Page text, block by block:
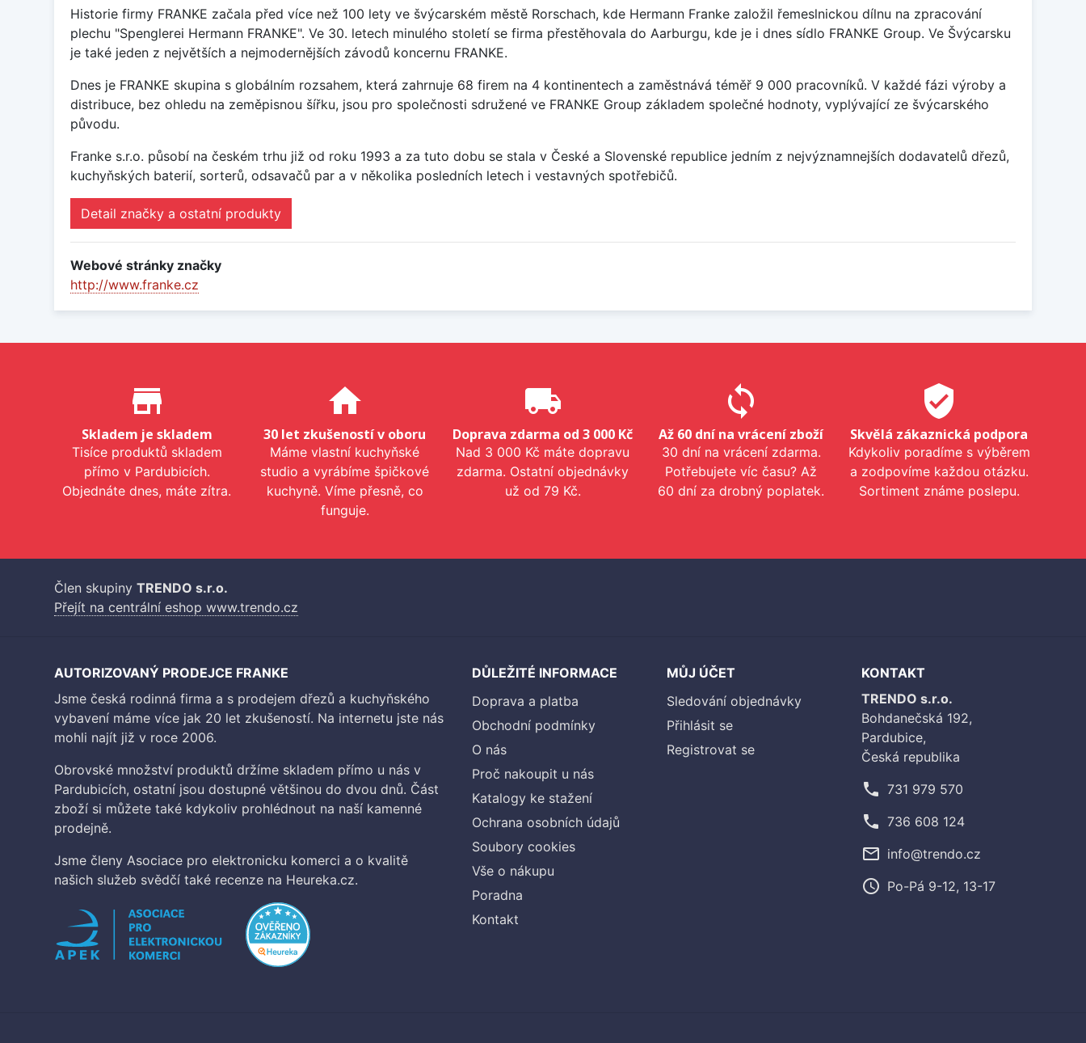
Historie firmy FRANKE začala před více než 100 lety ve švýcarském městě Rorschach, kde Hermann Franke založil řemeslnickou dílnu na zpracování
plechu "Spenglerei Hermann FRANKE". Ve 30. letech minulého století se firma přestěhovala do Aarburgu, kde je i dnes sídlo FRANKE Group. Ve Švýcarsku
je také jeden z největších a nejmodernějších závodů koncernu FRANKE.
Dnes je FRANKE skupina s globálním rozsahem, která zahrnuje 68 firem na 4 kontinentech a zaměstnává téměř 9 000 pracovníků. V každé fázi výroby a
distribuce, bez ohledu na zeměpisnou šířku, jsou pro společnosti sdružené ve FRANKE Group základem společné hodnoty, vyplývající ze švýcarského
původu.
Franke s.r.o. působí na českém trhu již od roku 1993 a za tuto dobu se stala v České a Slovenské republice jedním z nejvýznamnejších dodavatelů dřezů,
kuchyňských baterií, sorterů, odsavačů par a v několika posledních letech i vestavných spotřebičů.
Detail značky a ostatní produkty
Webové stránky značky
http://www.franke.cz
Proč nakupovat u nás?
store_mall_directory
Skladem je skladem
Tisíce produktů skladem
přímo v Pardubicích.
Objednáte dnes, máte zítra.
home
30 let zkušeností v oboru
Máme vlastní kuchyňské
studio a vyrábíme špičkové
kuchyně. Víme přesně, co
funguje.
local_shipping
Doprava zdarma od 3 000 Kč
Nad 3 000 Kč máte dopravu
zdarma. Ostatní objednávky
už od 79 Kč.
sync
Až 60 dní na vrácení zboží
30 dní na vrácení zdarma.
Potřebujete víc času? Až
60 dní za drobný poplatek.
verified_user
Skvělá zákaznická podpora
Kdykoliv poradíme s výběrem
a zodpovíme každou otázku.
Sortiment známe poslepu.
Člen skupiny TRENDO s.r.o.
Přejít na centrální eshop www.trendo.cz
AUTORIZOVANÝ PRODEJCE FRANKE
Jsme česká rodinná firma a s prodejem dřezů a kuchyňského
vybavení máme více jak 20 let zkušeností. Na internetu jste nás
mohli najít již v roce 2006.
Obrovské množství produktů držíme skladem přímo u nás v
Pardubicích, ostatní jsou dostupné většinou do dvou dnů. Část
zboží si můžete také kdykoliv prohlédnout na naší kamenné
prodejně.
Jsme členy Asociace pro elektronicku komerci a o kvalitě
našich služeb svědčí také recenze na Heureka.cz.
DŮLEŽITÉ INFORMACE
Doprava a platba
Obchodní podmínky
O nás
Proč nakoupit u nás
Katalogy ke stažení
Ochrana osobních údajů
Soubory cookies
Vše o nákupu
Poradna
Kontakt
MŮJ ÚČET
Sledování objednávky
Přihlásit se
Registrovat se
KONTAKT
TRENDO s.r.o.
Bohdanečská 192,
Pardubice,
Česká republika
phone 731 979 570
phone 736 608 124
mail_outline info@trendo.cz
access_time Po-Pá 9-12, 13-17